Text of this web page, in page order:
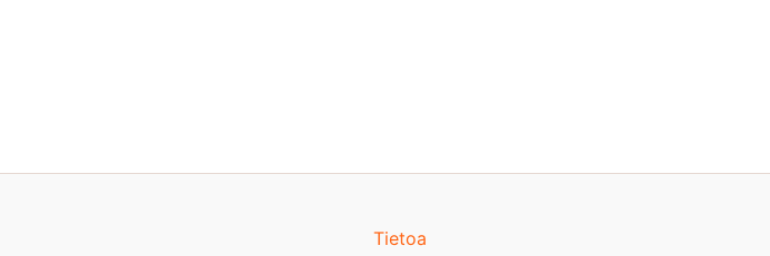
Tietoa